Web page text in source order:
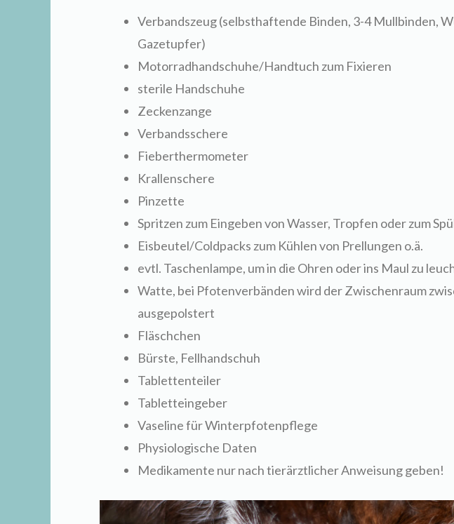
Verbandszeug (selbsthaftende Binden, 3-4 Mullbinden,
Gazetupfer)
Motorradhandschuhe/Handtuch zum Fixieren
sterile Handschuhe
Zeckenzange
Verbandsschere
Fieberthermometer
Krallenschere
Pinzette
Spritzen zum Eingeben von Wasser, Tropfen oder zum
Eisbeutel/Coldpacks zum Kühlen von Prellungen o.ä.
evtl. Taschenlampe, um in die Ohren oder ins Maul zu
Watte, bei Pfotenverbänden wird der Zwischenraum
ausgepolstert
Fläschchen
Bürste, Fellhandschuh
Tablettenteiler
Tabletteingeber
Vaseline für Winterpfotenpflege
Physiologische Daten
Medikamente nur nach tierärztlicher Anweisung geben!